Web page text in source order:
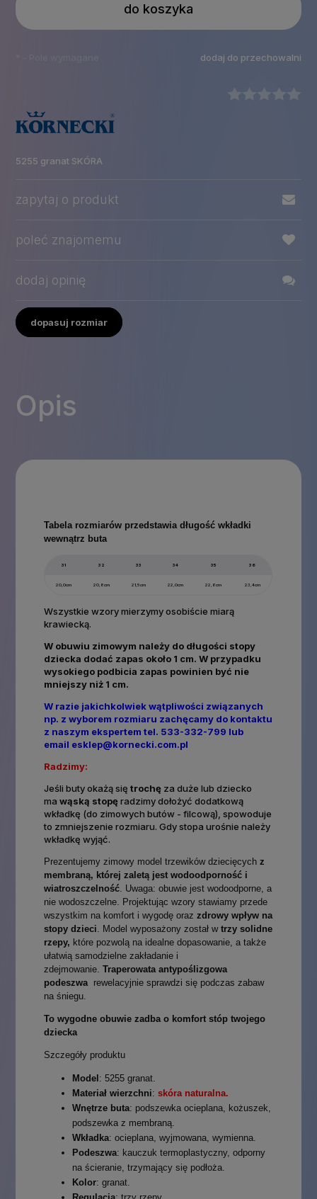
do koszyka
dodaj do przechowalni
5255 granat SKÓRA
zapytaj o produkt
poleć znajomemu
dodaj opinię
dopasuj rozmiar
Opis
Tabela rozmiarów przedstawia długość wkładki
wewnątrz buta
31 32 33 34 35 36
20,0cm 20,8cm 21,5cm 22,0cm 22,6cm 23,4cm
Wszystkie wzory mierzymy osobiście miarą
krawiecką.
W obuwiu zimowym należy do długości stopy
dziecka dodać zapas około 1 cm. W przypadku
wysokiego podbicia zapas powinien być nie
mniejszy niż 1 cm.
W razie jakichkolwiek wątpliwości związanych
np. z wyborem rozmiaru zachęcamy do kontaktu
z naszym ekspertem tel. 533-332-799 lub
email esklep@kornecki.com.pl
Radzimy:
Jeśli buty okażą siętrochę za duże lub dziecko
mawąską stopęradzimy dołożyć dodatkową
wkładkę (do zimowych butów - filcową), spowoduje
to zmniejszenie rozmiaru. Gdy stopa urośnie należy
wkładkę wyjąć.
Prezentujemy zimowy model trzewików dziecięcychz
membraną, której zaletą jest wodoodporność i
wiatroszczelność . Uwaga: obuwie jest wodoodporne, a
nie wodoszczelne. Projektując wzory stawiamy przede
wszystkim na komfort i wygodę orazzdrowy wpływ na
stopy dzieci . Model wyposażony został wtrzy solidne
rzepy, które pozwolą na idealne dopasowanie, a także
ułatwią samodzielne zakładanie i
zdejmowanie. Traperowata antypoślizgowa
podeszwa rewelacyjnie sprawdzi się podczas zabaw
na śniegu.
To wygodne obuwie zadba o komfort stóp twojego
dziecka
Szczegóły produktu
Model: 5255 granat.
Materiał wierzchni:skóra naturalna.
Wnętrze buta: podszewka ocieplana, kożuszek,
podszewka z membraną.
Wkładka: ocieplana, wyjmowana, wymienna.
Podeszwa: kauczuk termoplastyczny, odporny
na ścieranie, trzymający się podłoża.
Kolor: granat.
Regulacja: trzy rzepy.